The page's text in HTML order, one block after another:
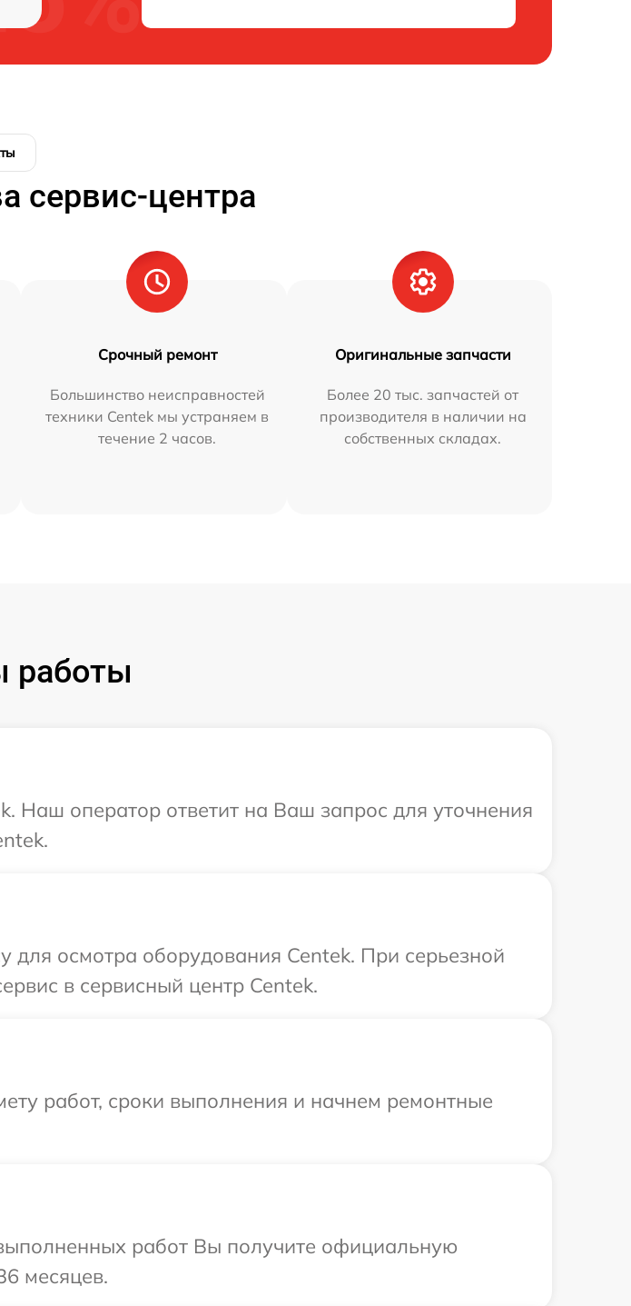
сервис-центра
Срочный ремонт
Большинство неисправностей
техники Centek мы устраняем в
течение 2 часов.
Оригинальные запчасти
Более 20 тыс. запчастей от
производителя в наличии на
собственных складах.
работы
Наш оператор ответит на Ваш запрос для уточнения
осмотра оборудования Centek. При серьезной
в сервисный центр Centek.
работ, сроки выполнения и начнем ремонтные
работ Вы получите официальную
месяцев.